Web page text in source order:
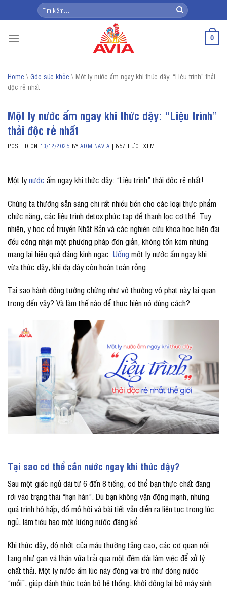
to
Tìm
kiếm:
0
Home \ Góc sức khỏe \ Một ly nước ấm ngay khi thức dậy: “Liệu trình” thải
độc rẻ nhất
Một ly nước ấm ngay khi thức dậy: “Liệu trình”
thải độc rẻ nhất
POSTED ON 13/12/2025 BYADMINAVIA |857 LƯỢT XEM
Một lynước ấm ngay khi thức dậy: “Liệu trình” thải độc rẻ nhất!
Chúng ta thường sẵn sàng chi rất nhiều tiền cho các loại thực phẩm
chức năng, các liệu trình detox phức tạp để thanh lọc cơ thể. Tuy
nhiên, y học cổ truyền Nhật Bản và các nghiên cứu khoa học hiện đại
đều công nhận một phương pháp đơn giản, không tốn kém nhưng
mang lại hiệu quả đáng kinh ngạc: Uống một ly nước ấm ngay khi
vừa thức dậy, khi dạ dày còn hoàn toàn rỗng.
Tại sao hành động tưởng chừng như vô thưởng vô phạt này lại quan
trọng đến vậy? Và làm thế nào để thực hiện nó đúng cách?
Tại sao cơ thể cần nước ngay khi thức dậy?
Sau một giấc ngủ dài từ 6 đến 8 tiếng, cơ thể bạn thực chất đang
rơi vào trạng thái “hạn hán”. Dù bạn không vận động mạnh, nhưng
quá trình hô hấp, đổ mồ hôi và bài tiết vẫn diễn ra liên tục trong lúc
ngủ, làm tiêu hao một lượng nước đáng kể.
Khi thức dậy, độ nhớt của máu thường tăng cao, các cơ quan nội
tạng như gan và thận vừa trải qua một đêm dài làm việc để xử lý
chất thải. Một ly nước ấm lúc này đóng vai trò như dòng nước
“mồi”, giúp đánh thức toàn bộ hệ thống, khởi động lại bộ máy sinh